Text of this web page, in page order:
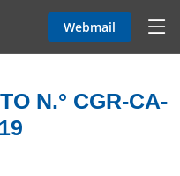
Webmail
N.° CGR-CA-